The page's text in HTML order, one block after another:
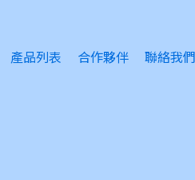
產品列表 合作夥伴 聯絡我們